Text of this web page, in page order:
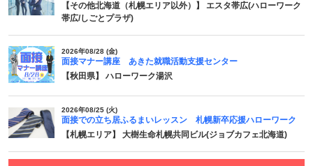
【その他北海道（札幌エリア以外）】 エスタ帯広(ハローワーク
帯広/しごとプラザ)
2026年08/28 (金)
面接マナー講座 あきた就職活動支援センター
【秋田県】 ハローワーク湯沢
2026年08/25 (火)
面接での立ち居ふるまいレッスン 札幌新卒応援ハローワーク
【札幌エリア】 大樹生命札幌共同ビル(ジョブカフェ北海道)